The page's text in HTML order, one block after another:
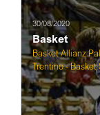
30/08/2020
Basket
Basket Allianz
Trentino -